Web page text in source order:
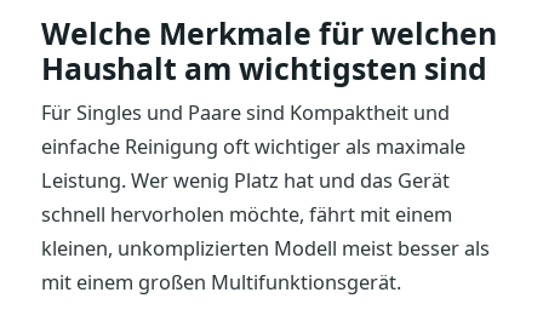
Welche Merkmale für welchen
Haushalt am wichtigsten sind
Für Singles und Paare sind Kompaktheit und
einfache Reinigung oft wichtiger als maximale
Leistung. Wer wenig Platz hat und das Gerät
schnell hervorholen möchte, fährt mit einem
kleinen, unkomplizierten Modell meist besser als
mit einem großen Multifunktionsgerät.